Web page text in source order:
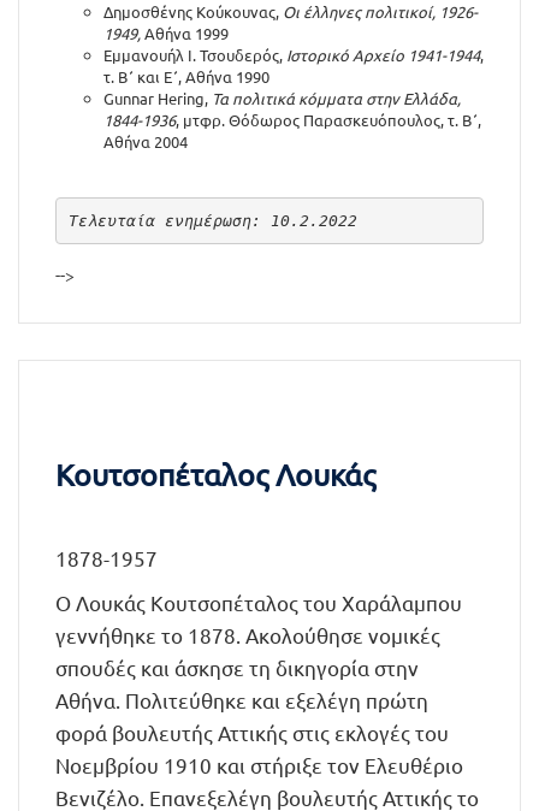
Δημοσθένης Κούκουνας, Οι έλληνες πολιτικοί, 1926-
1949,Αθήνα 1999
Εμμανουήλ Ι. Τσουδερός, Ιστορικό Αρχείο 1941-1944,
τ. Β΄ και Ε΄, Αθήνα 1990
Gunnar Hering, Τα πολιτικά κόμματα στην Ελλάδα,
1844-1936, μτφρ. Θόδωρος Παρασκευόπουλος, τ. Β΄,
Αθήνα 2004
Τελευταία ενημέρωση: 10.2.2022
-->
Κουτσοπέταλος Λουκάς
1878-1957
Ο Λουκάς Κουτσοπέταλος του Χαράλαμπου
γεννήθηκε το 1878. Ακολούθησε νομικές
σπουδές και άσκησε τη δικηγορία στην
Αθήνα. Πολιτεύθηκε και εξελέγη πρώτη
φορά βουλευτής Αττικής στις εκλογές του
Νοεμβρίου 1910 και στήριξε τον Ελευθέριο
Βενιζέλο. Επανεξελέγη βουλευτής Αττικής το